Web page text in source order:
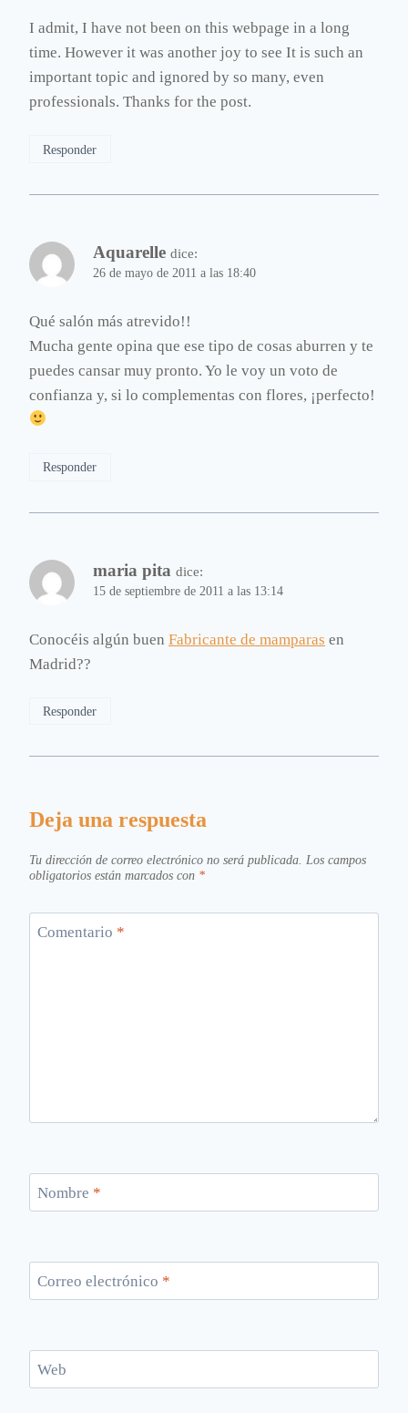
I admit, I have not been on this webpage in a long
time. However it was another joy to see It is such an
important topic and ignored by so many, even
professionals. Thanks for the post.
Responder
Aquarelle dice:
26 de mayo de 2011 a las 18:40
Qué salón más atrevido!!
Mucha gente opina que ese tipo de cosas aburren y te
puedes cansar muy pronto. Yo le voy un voto de
confianza y, si lo complementas con flores, ¡perfecto!
Responder
maria pita dice:
15 de septiembre de 2011 a las 13:14
Conocéis algún buen Fabricante de mamparas en
Madrid??
Responder
Deja una respuesta
Tu dirección de correo electrónico no será publicada. Los campos
obligatorios están marcados con *
Comentario *
Nombre *
Correo electrónico *
Web